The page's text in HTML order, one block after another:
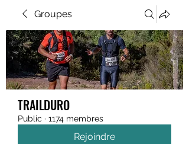
Groupes
TRAILDURO
Public · 1174 membres
Rejoindre